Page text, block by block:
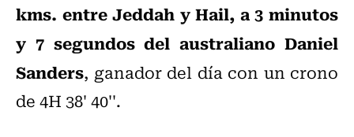
kms. entre Jeddah y Hail, a 3 minutos
y 7 segundos del australiano Daniel
Sanders, ganador del día con un crono
de 4H 38' 40''.